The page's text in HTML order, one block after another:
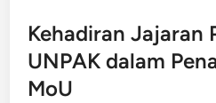
Kehadiran Jajaran
UNPAK dalam
MoU